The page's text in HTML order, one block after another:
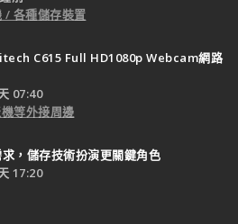
/ 各種儲存裝置
C615 Full HD1080p Webcam網路
07:40
等外接周邊
，儲存技術扮演更關鍵角色
17:20